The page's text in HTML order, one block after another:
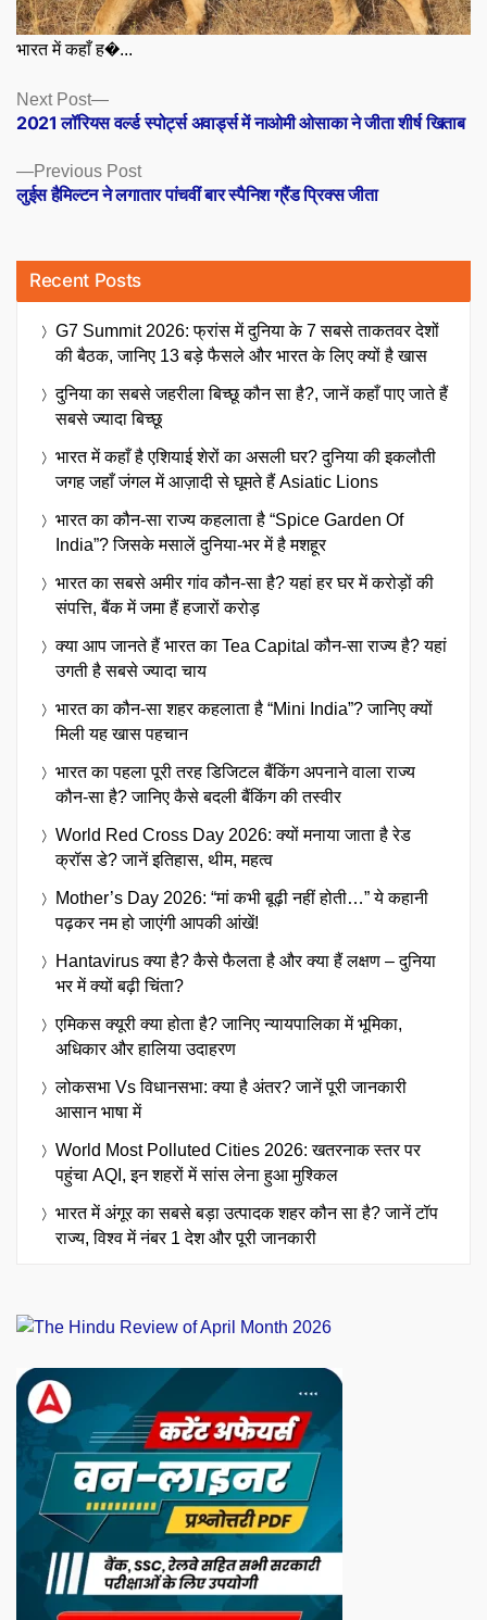
भारत में कहाँ ह�...
Posts
navigation
Previous PostPrevious
post:
लुईस हैमिल्टन ने लगातार पांचवीं बार स्पैनिश ग्रैंड प्रिक्स जीता
Next Post
Next
post:
2021 लॉरियस वर्ल्ड स्पोर्ट्स अवार्ड्स में नाओमी ओसाका ने जीता शीर्ष खिताब
Recent Posts
G7 Summit 2026: फ्रांस में दुनिया के 7 सबसे ताकतवर देशों
की बैठक, जानिए 13 बड़े फैसले और भारत के लिए क्यों है खास
दुनिया का सबसे जहरीला बिच्छू कौन सा है?, जानें कहाँ पाए जाते हैं
सबसे ज्यादा बिच्छू
भारत में कहाँ है एशियाई शेरों का असली घर? दुनिया की इकलौती
जगह जहाँ जंगल में आज़ादी से घूमते हैं Asiatic Lions
भारत का कौन-सा राज्य कहलाता है “Spice Garden Of
India”? जिसके मसालें दुनिया-भर में है मशहूर
भारत का सबसे अमीर गांव कौन-सा है? यहां हर घर में करोड़ों की
संपत्ति, बैंक में जमा हैं हजारों करोड़
क्या आप जानते हैं भारत का Tea Capital कौन-सा राज्य है? यहां
उगती है सबसे ज्यादा चाय
भारत का कौन-सा शहर कहलाता है “Mini India”? जानिए क्यों
मिली यह खास पहचान
भारत का पहला पूरी तरह डिजिटल बैंकिंग अपनाने वाला राज्य
कौन-सा है? जानिए कैसे बदली बैंकिंग की तस्वीर
World Red Cross Day 2026: क्यों मनाया जाता है रेड
क्रॉस डे? जानें इतिहास, थीम, महत्व
Mother’s Day 2026: “मां कभी बूढ़ी नहीं होती…” ये कहानी
पढ़कर नम हो जाएंगी आपकी आंखें!
Hantavirus क्या है? कैसे फैलता है और क्या हैं लक्षण – दुनिया
भर में क्यों बढ़ी चिंता?
एमिकस क्यूरी क्या होता है? जानिए न्यायपालिका में भूमिका,
अधिकार और हालिया उदाहरण
लोकसभा Vs विधानसभा: क्या है अंतर? जानें पूरी जानकारी
आसान भाषा में
World Most Polluted Cities 2026: खतरनाक स्तर पर
पहुंचा AQI, इन शहरों में सांस लेना हुआ मुश्किल
भारत में अंगूर का सबसे बड़ा उत्पादक शहर कौन सा है? जानें टॉप
राज्य, विश्व में नंबर 1 देश और पूरी जानकारी